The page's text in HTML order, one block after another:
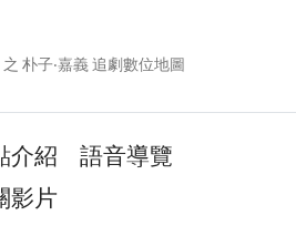
朴子‧嘉義 追劇數位地圖
介紹
語音導覽
影片